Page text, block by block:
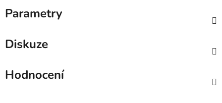
Parametry
Diskuze
Hodnocení